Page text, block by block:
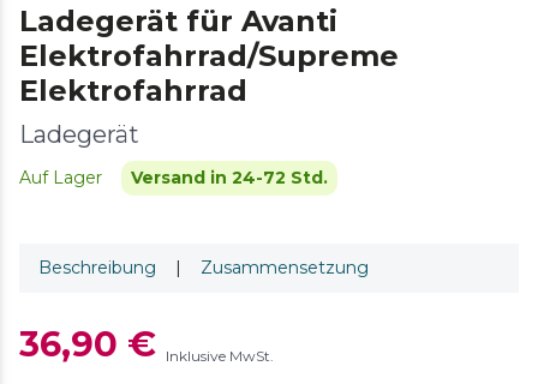
Ladegerät für Avanti
Elektrofahrrad/Supreme
Elektrofahrrad
Ladegerät
Auf Lager Versand in 24-72 Std.
Beschreibung | Zusammensetzung
36,90 € Inklusive MwSt.